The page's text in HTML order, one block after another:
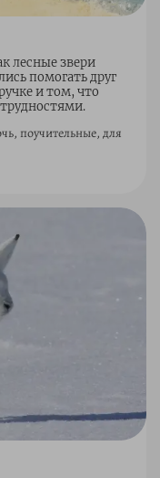
лесные звери
помогать друг
и том, что
поучительные, для